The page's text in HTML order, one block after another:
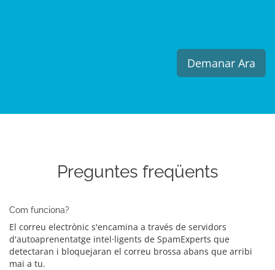
Demanar Ara
Preguntes freqüents
Com funciona?
El correu electrònic s'encamina a través de servidors
d'autoaprenentatge intel·ligents de SpamExperts que
detectaran i bloquejaran el correu brossa abans que arribi
mai a tu.